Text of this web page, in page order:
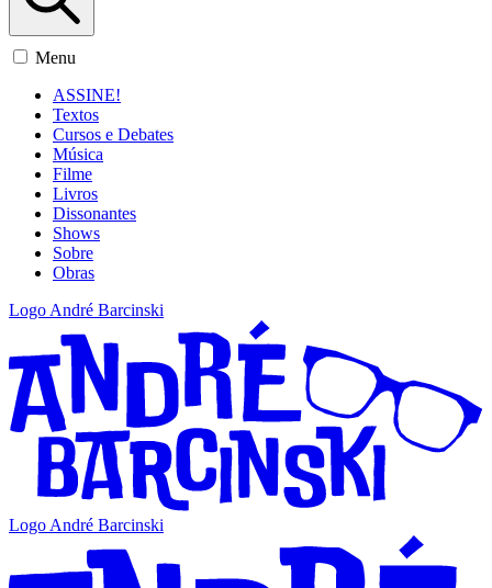
Menu
ASSINE!
Textos
Cursos e Debates
Música
Filme
Livros
Dissonantes
Shows
Sobre
Obras
Logo André Barcinski
Logo André Barcinski